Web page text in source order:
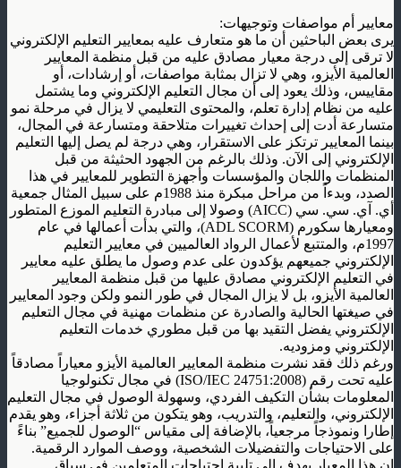
معايير أم مواصفات وتوجيهات:
يرى بعض الباحثين أن ما هو متعارف عليه بمعايير التعليم الإلكتروني
لا ترقى إلى درجة معيار مصادق عليه من قبل منظمة المعايير
العالمية الأيزو، وهي لا تزال بمثابة مواصفات، أو إرشادات، أو
مقاييس، وذلك يعود إلى أن مجال التعليم الإلكتروني وما يشتمل
عليه من نظام إدارة تعلم، والمحتوى التعليمي لا يزال في مرحلة نمو
متسارعة أدت إلى إحداث تغييرات متلاحقة ومتسارعة في المجال،
بينما المعايير ترتكز على الاستقرار، وهي درجة لم يصل إليها التعليم
الإلكتروني إلى الآن. وذلك بالرغم من الجهود الحثيثة من قبل
المنظمات واللجان والمؤسسات وأجهزة التطوير للمعايير في هذا
الصدد، وبدءاً من مراحل مبكرة منذ 1988م على سبيل المثال جمعية
أي. آي. سي. سي (AICC)
وصولا إلى مبادرة التعليم الموزع المتطور
ومعيارها سكورم (ADL SCORM)
، والتي بدأت أعمالها في عام
1997م، والمتتبع لأعمال الرواد العالميين في معايير التعليم
الإلكتروني جميعهم يؤكدون على عدم وصول ما يطلق عليه معايير
في التعليم الإلكتروني مصادق عليها من قبل منظمة المعايير
العالمية الأيزو، بل لا يزال المجال في طور النمو ولكن وجود المعايير
في صيغتها الحالية والصادرة عن منظمات مهنية في مجال التعليم
الإلكتروني يفضل التقيد بها من قبل مطوري خدمات التعليم
الإلكتروني ومزوديه.
ورغم ذلك فقد نشرت منظمة المعايير العالمية الأيزو معياراً مصادقاً
عليه تحت رقم (ISO/IEC 24751:2008)
في مجال تكنولوجيا
المعلومات بشأن التكيف الفردي، وسهولة الوصول في مجال التعليم
الإلكتروني، والتعليم، والتدريب، وهو يتكون من ثلاثة أجزاء، وهو يقدم
إطارا ونموذجاً مرجعياً، بالإضافة إلى مقياس “الوصول للجميع” بناءً
على الاحتياجات والتفضيلات الشخصية، ووصف الموارد الرقمية.
إن هذا المعيار يهدف إلى تلبية احتياجات المتعلمين في سياق